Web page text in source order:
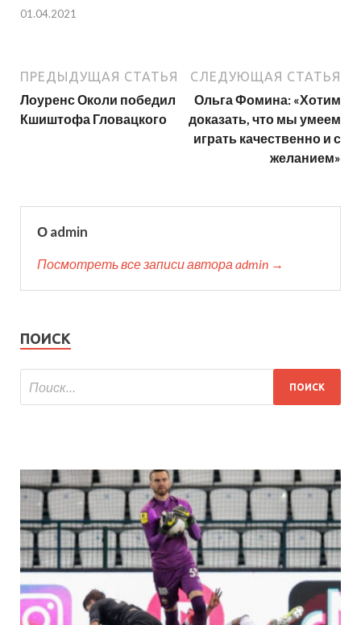
01.04.2021
ПРЕДЫДУЩАЯ СТАТЬЯ
Лоуренс Околи победил
Кшиштофа Гловацкого
СЛЕДУЮЩАЯ СТАТЬЯ
Ольга Фомина: «Хотим
доказать, что мы умеем
играть качественно и с
желанием»
О admin
Посмотреть все записи автора admin →
ПОИСК